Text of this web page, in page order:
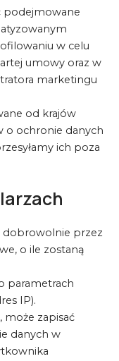
podejmowane
w celu
umowy oraz w
marketingu
od krajów
o ochronie danych
ich poza
dobrowolnie przez
o ile zostaną
parametrach
IP).
może zapisać
danych w